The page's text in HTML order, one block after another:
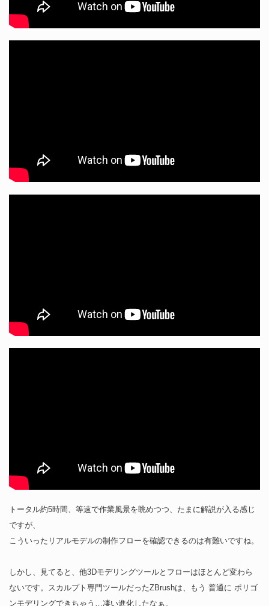
トータル約5時間、等速で作業風景を眺めつつ、たまに解説が入る感じ
ですが、
こういったリアルモデルの制作フローを確認できるのは有難いですね。
しかし、見てると、他3Dモデリングツールとフローはほとんど変わら
ないです。スカルプト専門ツールだったZBrushは、もう 普通に ポリゴ
ンモデリングできちゃう…凄い進化したなぁ。